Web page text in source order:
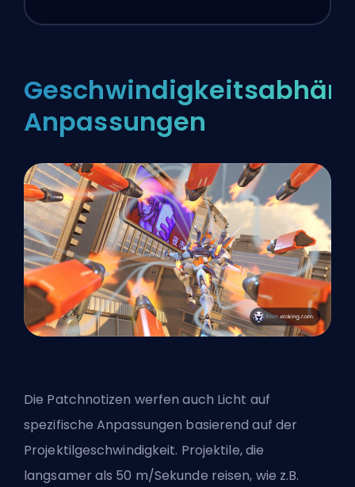
Anpassungen
Die Patchnotizen werfen auch Licht auf
spezifische Anpassungen basierend auf der
Projektilgeschwindigkeit. Projektile, die
langsamer als 50 m/Sekunde reisen, wie z.B.